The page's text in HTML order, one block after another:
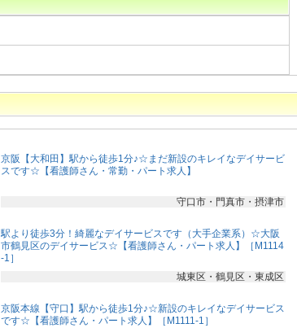
京阪【大和田】駅から徒歩1分♪☆まだ新設のキレイなデイサービ
スです☆【看護師さん・常勤・パート求人】
守口市・門真市・摂津市
駅より徒歩3分！綺麗なデイサービスです（大手企業系）☆大阪
市鶴見区のデイサービス☆【看護師さん・パート求人】［M1114
-1］
城東区・鶴見区・東成区
京阪本線【守口】駅から徒歩1分♪☆新設のキレイなデイサービス
です☆【看護師さん・パート求人】［M1111-1］